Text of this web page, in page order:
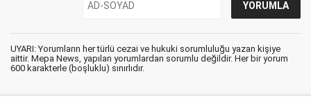
UYARI: Yorumların her türlü cezai ve hukuki sorumluluğu yazan kişiye
aittir. Mepa News, yapılan yorumlardan sorumlu değildir. Her bir yorum
600 karakterle (boşluklu) sınırlıdır.